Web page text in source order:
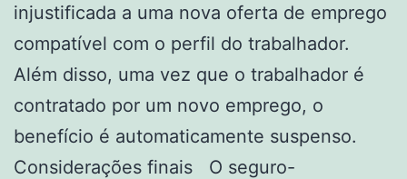
injustificada a uma nova oferta de emprego
compatível com o perfil do trabalhador.
Além disso, uma vez que o trabalhador é
contratado por um novo emprego, o
benefício é automaticamente suspenso.
Considerações finais O seguro-